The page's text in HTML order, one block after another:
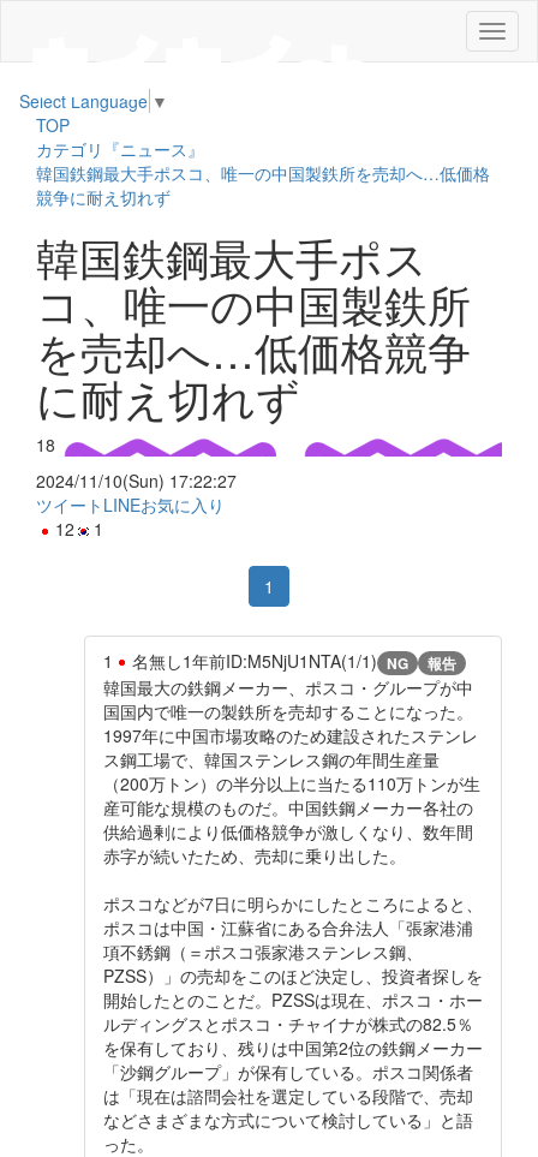
メ
ニ
Select Language ▼
TOP
カテゴリ『ニュース』
韓国鉄鋼最大手ポスコ、唯一の中国製鉄所を売却へ…低価格
競争に耐え切れず
韓国鉄鋼最大手ポス
コ、唯一の中国製鉄所
を売却へ…低価格競争
に耐え切れず
18
2024/11/10(Sun) 17:22:27
ツイート LINEお気に入り
12
1
1
1 名無し1年前ID:M5NjU1NTA(1/1) NG 報告
韓国最大の鉄鋼メーカー、ポスコ・グループが中
国国内で唯一の製鉄所を売却することになった。
1997年に中国市場攻略のため建設されたステンレ
ス鋼工場で、韓国ステンレス鋼の年間生産量
（200万トン）の半分以上に当たる110万トンが生
産可能な規模のものだ。中国鉄鋼メーカー各社の
供給過剰により低価格競争が激しくなり、数年間
赤字が続いたため、売却に乗り出した。
ポスコなどが7日に明らかにしたところによると、
ポスコは中国・江蘇省にある合弁法人「張家港浦
項不銹鋼（＝ポスコ張家港ステンレス鋼、
PZSS）」の売却をこのほど決定し、投資者探しを
開始したとのことだ。PZSSは現在、ポスコ・ホー
ルディングスとポスコ・チャイナが株式の82.5％
を保有しており、残りは中国第2位の鉄鋼メーカー
「沙鋼グループ」が保有している。ポスコ関係者
は「現在は諮問会社を選定している段階で、売却
などさまざまな方式について検討している」と語
った。